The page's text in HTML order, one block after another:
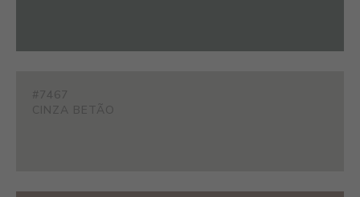
#7467
CINZA BETÃO